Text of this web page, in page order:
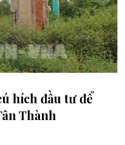
hích đầu tư để
Thành